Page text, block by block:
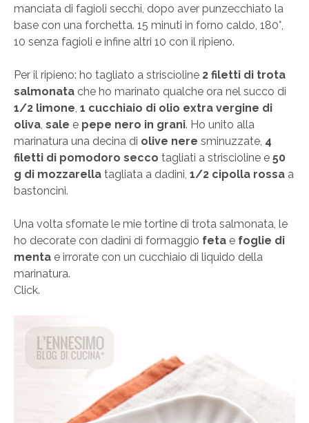
manciata di fagioli secchi, dopo aver punzecchiato la
base con una forchetta. 15 minuti in forno caldo, 180°,
10 senza fagioli e infine altri 10 con il ripieno.
Per il ripieno: ho tagliato a striscioline 2 filetti di trota
salmonata che ho marinato qualche ora nel succo di
1/2 limone 1 cucchiaio di olio extra vergine di
oliva sale e pepe nero in grani. Ho unito alla
marinatura una decina di olive nere sminuzzate, 4
filetti di pomodoro secco tagliati a striscioline e 50
g di mozzarella tagliata a dadini, 1/2 cipolla rossa a
bastoncini.
Una volta sfornate le mie tortine di trota salmonata, le
ho decorate con dadini di formaggio feta e foglie di
menta e irrorate con un cucchiaio di liquido della
marinatura.
Click.